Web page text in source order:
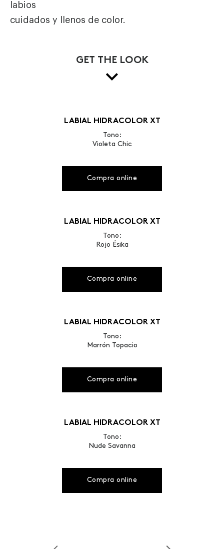
labios
cuidados y llenos de color.
GET THE LOOK
LABIAL HIDRACOLOR XT
Tono:
Violeta Chic
Compra online
LABIAL HIDRACOLOR XT
Tono:
Rojo Ésika
Compra online
LABIAL HIDRACOLOR XT
Tono:
Marrón Topacio
Compra online
LABIAL HIDRACOLOR XT
Tono:
Nude Savanna
Compra online